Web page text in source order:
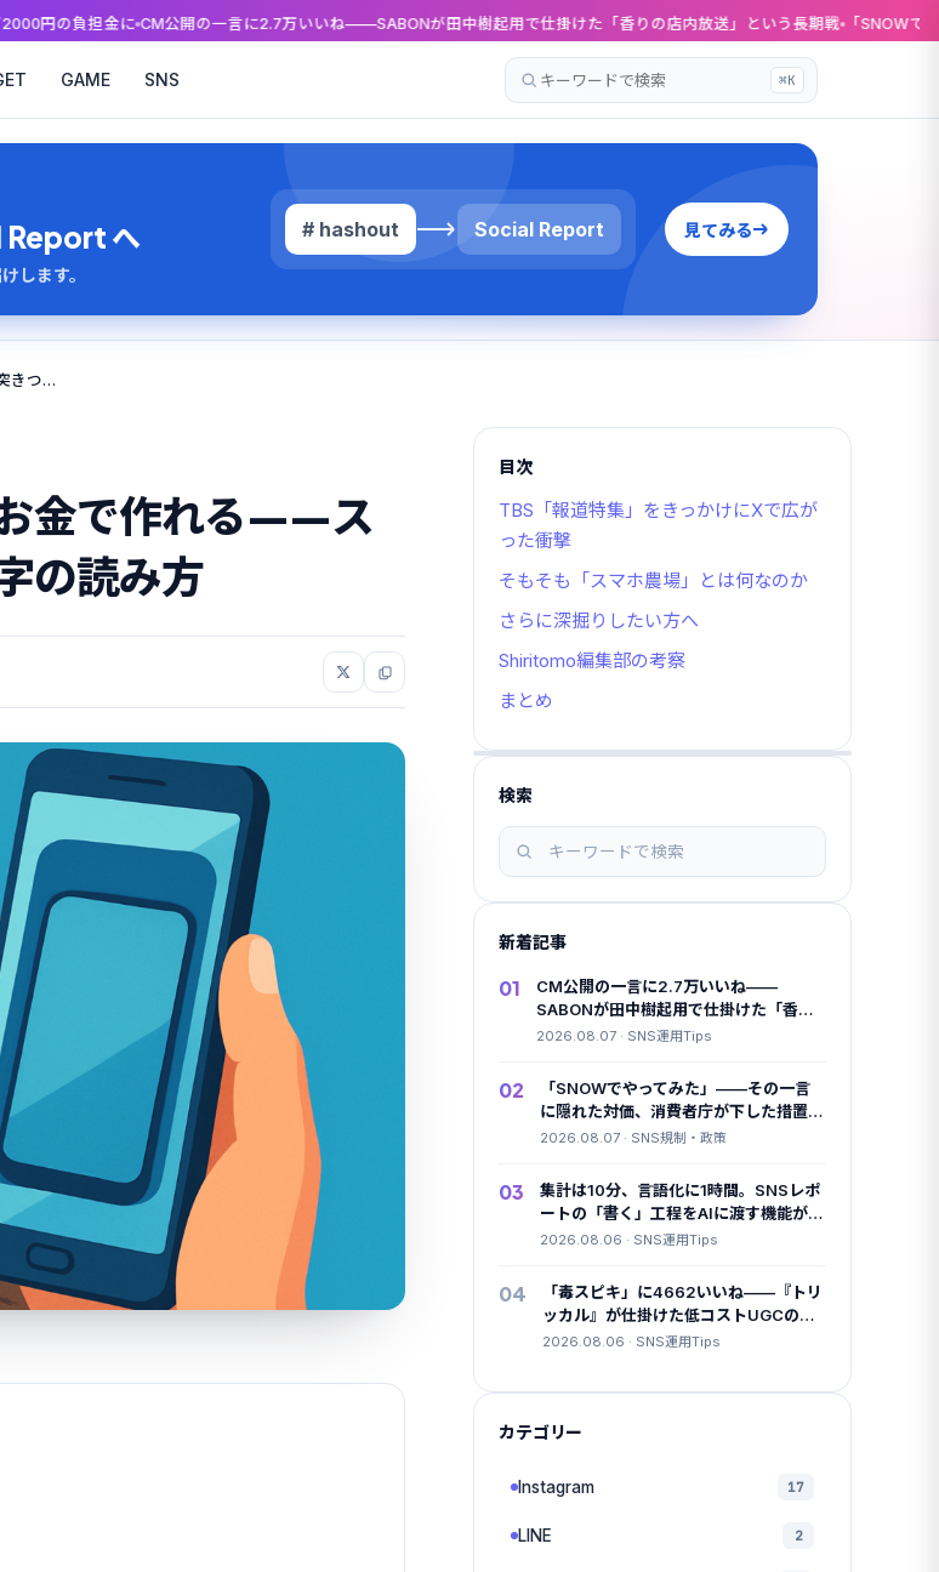
公開の一言に2.7万いいね——SABONが田中樹起用で仕掛けた「香りの店内放送」という長期戦 「SNOWでやってみた」——そ
GAME SNS
記
事
を
⌘K
Report へ
します。
# hashout Social Report 見てみる
「いいね」も「表示回数」も、お金で作れる——スマホ農場が突きつけるSNSの数字の読み方
お金で作れる——ス
の読み方
目次
TBS「報道特集」をきっかけにXで広が
った衝撃
そもそも「スマホ農場」とは何なのか
さらに深掘りしたい方へ
Shiritomo編集部の考察
まとめ
検索
記
事
を
検
新着記事
01
CM公開の一言に2.7万いいね——
SABONが田中樹起用で仕掛けた「香り
の店内放送」という長期戦
2026.08.07 · SNS運用Tips
02
「SNOWでやってみた」——その一言
に隠れた対価、消費者庁が下した措置命
令
2026.08.07 · SNS規制・政策
03
集計は10分、言語化に1時間。SNSレポ
ートの「書く」工程をAIに渡す機能が全
調査タイプに広がりました
2026.08.06 · SNS運用Tips
04
「毒スピキ」に4662いいね——『トリ
ッカル』が仕掛けた低コストUGCの中
身
2026.08.06 · SNS運用Tips
カテゴリー
Instagram 17
LINE 2